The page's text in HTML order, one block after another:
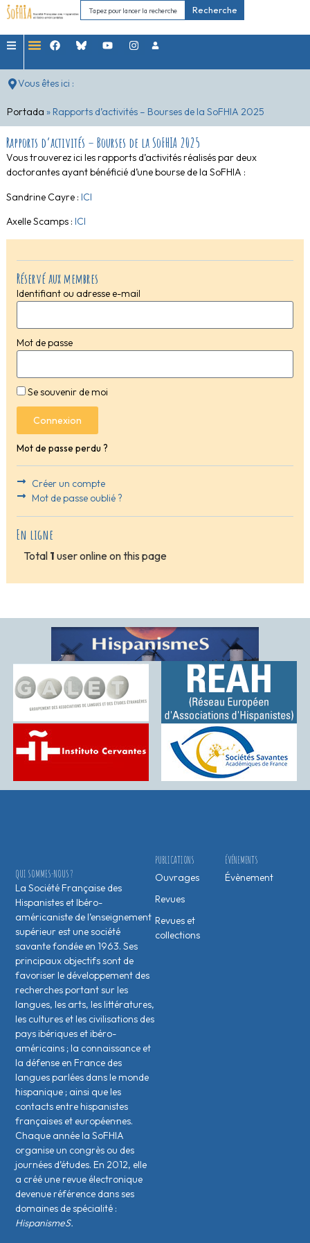
Recherche
Vous êtes ici :
Portada » Rapports d’activités – Bourses de la SoFHIA 2025
Réservé aux membres
Identifiant ou adresse e-mail
Mot de passe
Se souvenir de moi
Connexion
Mot de passe perdu ?
Créer un compte
Mot de passe oublié ?
En ligne
Total 1 user online on this page
Rapports d’activités – Bourses de la SoFHIA 2025
Vous trouverez ici les rapports d’activités réalisés par deux
doctorantes ayant bénéficié d’une bourse de la SoFHIA :
Sandrine Cayre : ICI
Axelle Scamps : ICI
ÉVÉNEMENTS
Évènement
PUBLICATIONS
Ouvrages
Revues
Revues et
collections
QUI SOMMES-NOUS ?
La Société Française des
Hispanistes et Ibéro-
américaniste de l’enseignement
supérieur est une société
savante fondée en 1963. Ses
principaux objectifs sont de
favoriser le développement des
recherches portant sur les
langues, les arts, les littératures,
les cultures et les civilisations des
pays ibériques et ibéro-
américains ; la connaissance et
la défense en France des
langues parlées dans le monde
hispanique ; ainsi que les
contacts entre hispanistes
français·es et européen·nes.
Chaque année la SoFHIA
organise un congrès ou des
journées d’études. En 2012, elle
a créé une revue électronique
devenue référence dans ses
domaines de spécialité :
HispanismeS.